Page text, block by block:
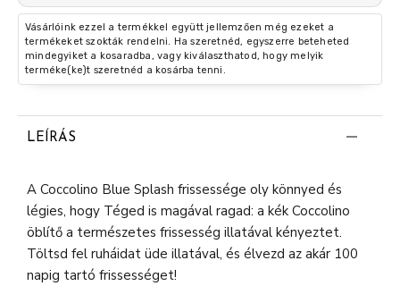
Vásárlóink ezzel a termékkel együtt jellemzően még ezeket a
termékeket szokták rendelni. Ha szeretnéd, egyszerre beteheted
mindegyiket a kosaradba, vagy kiválaszthatod, hogy melyik
terméke(ke)t szeretnéd a kosárba tenni.
LEÍRÁS
A Coccolino Blue Splash frissessége oly könnyed és
légies, hogy Téged is magával ragad: a kék Coccolino
öblítő a természetes frissesség illatával kényeztet.
Töltsd fel ruháidat üde illatával, és élvezd az akár 100
napig tartó frissességet!